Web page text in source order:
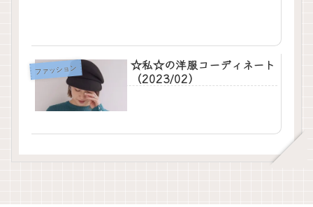
ファッション
☆私☆の洋服コーディネート
（2023/02）